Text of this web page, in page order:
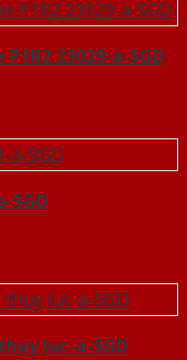
23029-a-SGD
SGD
luc-a-SGD